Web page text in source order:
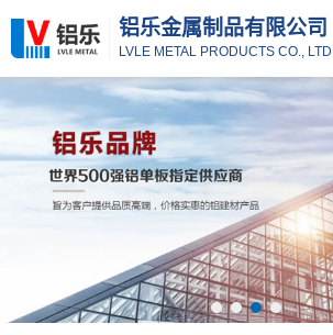
铝乐金属制品有限公司
LVLE METAL PRODUCTS CO., LTD